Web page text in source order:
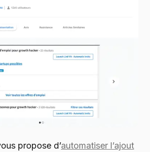
propose d’automatiser l’ajout